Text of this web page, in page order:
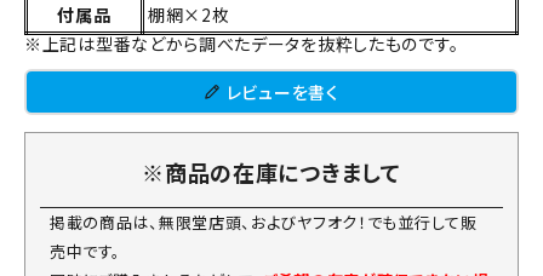
付属品
棚網×2枚
※上記は型番などから調べたデータを抜粋したものです。
レビューを書く
※商品の在庫につきまして
掲載の商品は、無限堂店頭、およびヤフオク！でも並行して販
売中です。